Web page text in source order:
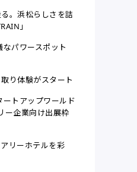
。浜松らしさを詰
」
パワースポット
り体験がスタート
トアップワールド
ー企業向け出展枠
リーホテルを彩